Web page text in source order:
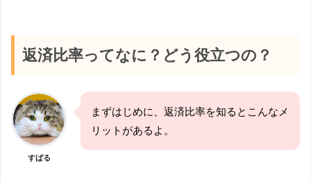
返済比率ってなに？どう役立つの？
すばる
まずはじめに、返済比率を知るとこんなメ
リットがあるよ。